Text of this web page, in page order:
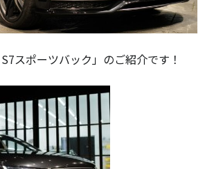
スポーツバック」のご紹介です！